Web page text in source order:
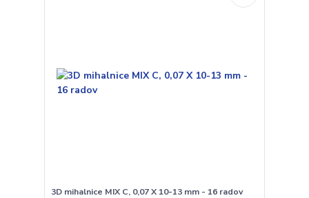
3D mihalnice MIX C, 0,07 X 10-13 mm - 16 radov